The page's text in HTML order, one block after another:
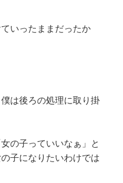
いったままだったか
は後ろの処理に取り掛
の子っていいなぁ」と
子になりたいわけでは